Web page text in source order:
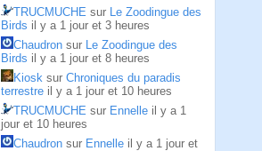
TRUCMUCHE sur Le Zoodingue des
Birds il y a 1 jour et 3 heures
Chaudron sur Le Zoodingue des
Birds il y a 1 jour et 8 heures
Kiosk sur Chroniques du paradis
terrestre il y a 1 jour et 10 heures
TRUCMUCHE sur Ennelle il y a 1
jour et 10 heures
Chaudron sur Ennelle il y a 1 jour et